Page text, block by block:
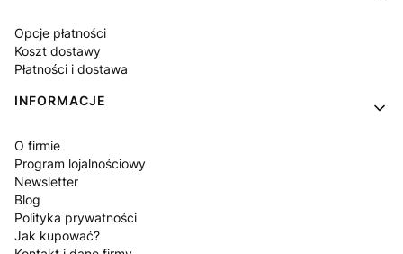
Opcje płatności
Koszt dostawy
Płatności i dostawa
INFORMACJE
O firmie
Program lojalnościowy
Newsletter
Blog
Polityka prywatności
Jak kupować?